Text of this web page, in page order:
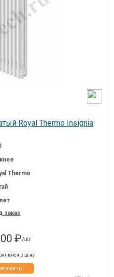
Royal Thermo Insignia
Thermo
заказ
₽/шт
в цену